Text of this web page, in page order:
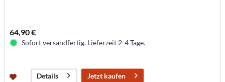
64,90 €
Sofort versandfertig. Lieferzeit 2-4 Tage.
Details Jetzt kaufen